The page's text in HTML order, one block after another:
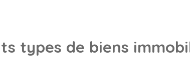
types de biens